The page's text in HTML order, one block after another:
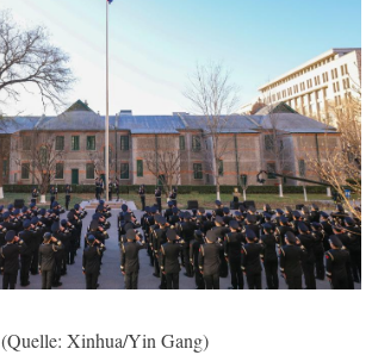
(Quelle: Xinhua/Yin Gang)